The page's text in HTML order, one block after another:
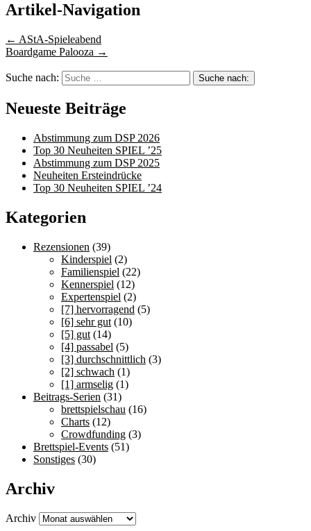
Artikel-Navigation
← AStA-Spieleabend
Boardgame Palooza →
Suche nach:
Neueste Beiträge
Abstimmung zum DSP 2026
Top 30 Neuheiten SPIEL ’25
Abstimmung zum DSP 2025
Neuheiten Ersteindrücke
Top 30 Neuheiten SPIEL ’24
Kategorien
Rezensionen (39)
Kinderspiel (2)
Familienspiel (22)
Kennerspiel (12)
Expertenspiel (2)
[7] hervorragend (5)
[6] sehr gut (10)
[5] gut (14)
[4] passabel (5)
[3] durchschnittlich (3)
[2] schwach (1)
[1] armselig (1)
Beitrags-Serien (31)
brettspielschau (16)
Charts (12)
Crowdfunding (3)
Brettspiel-Events (51)
Sonstiges (30)
Archiv
Archiv